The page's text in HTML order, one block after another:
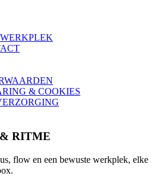
& COOKIES
RITME
flow en een bewuste werkplek, elke